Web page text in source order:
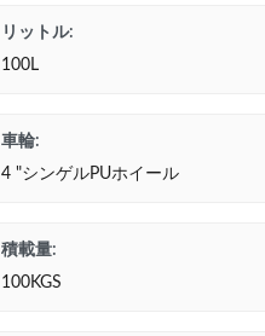
リットル:
100L
車輪:
4 "シンゲルPUホイール
積載量:
100KGS